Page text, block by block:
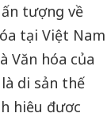
tượng về
tại Việt Nam
Văn hóa của
di sản thế
hiệu được